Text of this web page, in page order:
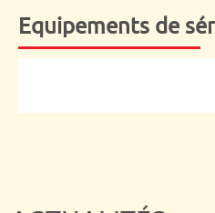
Equipements de